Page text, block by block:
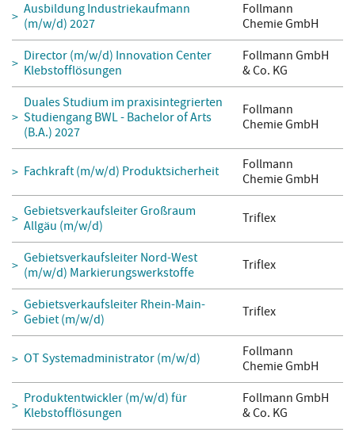
Ausbildung Industriekaufmann
(m/w/d) 2027
Follmann
Chemie GmbH
Director (m/w/d) Innovation Center
Klebstofflösungen
Follmann GmbH
& Co. KG
Duales Studium im praxisintegrierten
Studiengang BWL - Bachelor of Arts
(B.A.) 2027
Follmann
Chemie GmbH
Fachkraft (m/w/d) Produktsicherheit
Follmann
Chemie GmbH
Gebietsverkaufsleiter Großraum
Allgäu (m/w/d)
Triflex
Gebietsverkaufsleiter Nord-West
(m/w/d) Markierungswerkstoffe
Triflex
Gebietsverkaufsleiter Rhein-Main-
Gebiet (m/w/d)
Triflex
OT Systemadministrator (m/w/d)
Follmann
Chemie GmbH
Produktentwickler (m/w/d) für
Klebstofflösungen
Follmann GmbH
& Co. KG